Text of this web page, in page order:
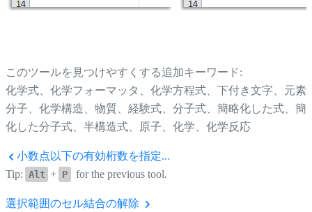
このツールを見つけやすくする追加キーワード:
化学式、化学フォーマッタ、化学方程式、下付き文字、元素
分子、化学構造、物質、経験式、分子式、簡略化した式、簡
化した分子式、半構造式、原子、化学、化学反応
小数点以下の有効桁数を指定...
Tip: Alt + P for the previous tool.
選択範囲のセル結合の解除